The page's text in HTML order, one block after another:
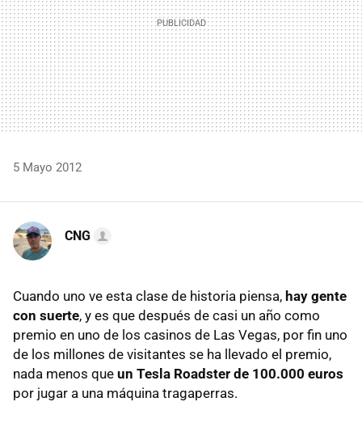
5 Mayo 2012
CNG
Cuando uno ve esta clase de historia piensa, hay gente
con suerte, y es que después de casi un año como
premio en uno de los casinos de Las Vegas, por fin uno
de los millones de visitantes se ha llevado el premio,
nada menos que un Tesla Roadster de 100.000 euros
por jugar a una máquina tragaperras.